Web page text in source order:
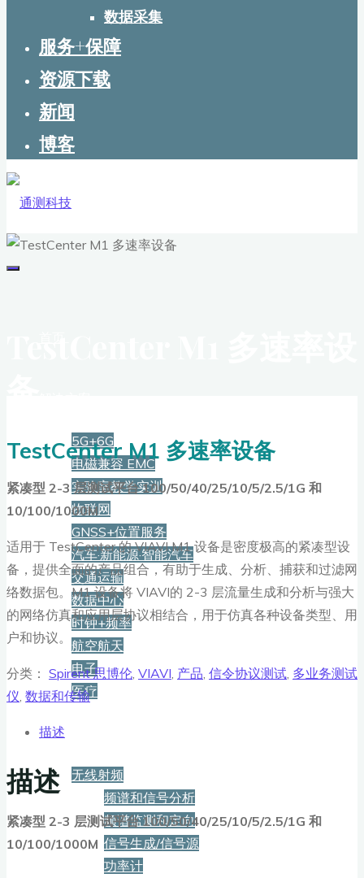
数据采集
服务+保障
资源下载
新闻
博客
5G+6G
电磁兼容 EMC
实验室教学实训
物联网
GNSS+位置服务
汽车·新能源·智能汽车
交通运输
数据中心
时钟+频率
航空航天
电子
医疗
产品
无线射频
频谱和信号分析
频谱监测和定向
信号生成/信号源
功率计
TestCenter M1 多速率设备
紧凑型 2-3 层测试平台 100/50/40/25/10/5/2.5/1G 和
10/100/1000M
适用于 TestCenter 的 VIAVI M1 设备是密度极高的紧凑型设
备，提供全面的产品组合，有助于生成、分析、捕获和过滤网
络数据包。M1 设备将 VIAVI的 2-3 层流量生成和分析与强大
的网络仿真和应用层协议相结合，用于仿真各种设备类型、用
户和协议。
分类： Spirent 思博伦 VIAVI 产品 信令协议测试 多业务测试
仪 数据和传输
描述
描述
紧凑型 2-3 层测试平台 100/50/40/25/10/5/2.5/1G 和
10/100/1000M